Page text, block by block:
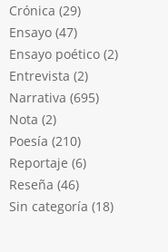
Crónica (29)
Ensayo (47)
Ensayo poético (2)
Entrevista (2)
Narrativa (695)
Nota (2)
Poesía (210)
Reportaje (6)
Reseña (46)
Sin categoría (18)